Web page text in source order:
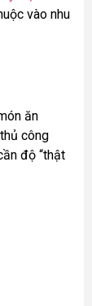
vào nhu
ăn
công
độ “thật